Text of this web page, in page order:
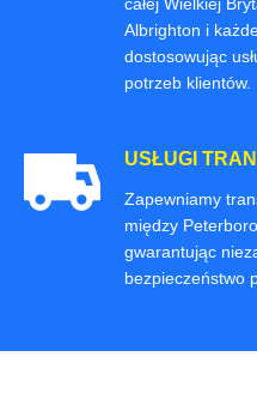
Albrighton i
dostosowując
potrzeb klientów.
USŁUGI
Zapewniamy
między
gwarantując
bezpieczeństwo